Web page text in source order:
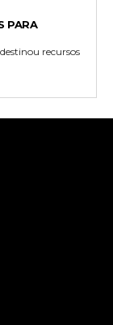
PARA
recursos